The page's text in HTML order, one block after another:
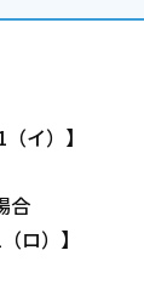
イ）】
合
ロ）】